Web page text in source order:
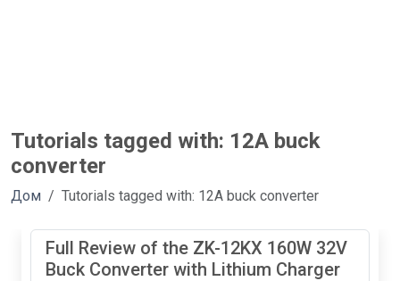
Tutorials tagged with: 12A buck
converter
Дом Tutorials tagged with: 12A buck converter
Full Review of the ZK-12KX 160W 32V
Buck Converter with Lithium Charger